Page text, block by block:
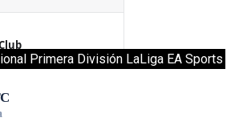
Primera División LaLiga EA Sports